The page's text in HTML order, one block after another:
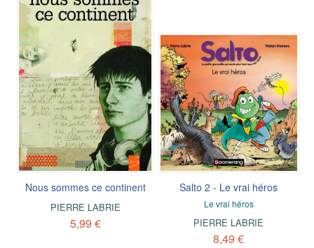
Nous sommes ce continent
PIERRE LABRIE
5,99 €
Salto 2 - Le vrai héros
Le vrai héros
PIERRE LABRIE
8,49 €